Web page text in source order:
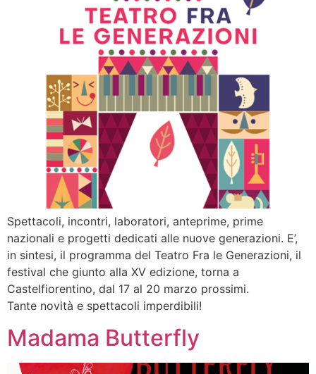
Spettacoli, incontri, laboratori, anteprime, prime
nazionali e progetti dedicati alle nuove generazioni. E’,
in sintesi, il programma del Teatro Fra le Generazioni, il
festival che giunto alla XV edizione, torna a
Castelfiorentino, dal 17 al 20 marzo prossimi.
Tante novità e spettacoli imperdibili!
Madama Butterfly